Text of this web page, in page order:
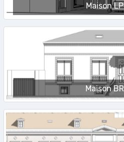
Maison LP
Maison BR